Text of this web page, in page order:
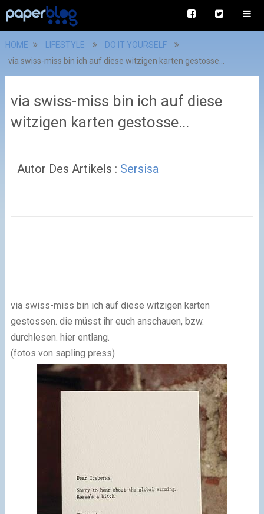
HOME LIFESTYLE
DO IT YOURSELF
via swiss-miss bin ich auf diese witzigen karten gestosse...
via swiss-miss bin ich auf diese
witzigen karten gestosse...
Autor Des Artikels : Sersisa
via swiss-miss bin ich auf diese witzigen karten
gestossen. die müsst ihr euch anschauen, bzw.
durchlesen. hier entlang.
(fotos von sapling press)